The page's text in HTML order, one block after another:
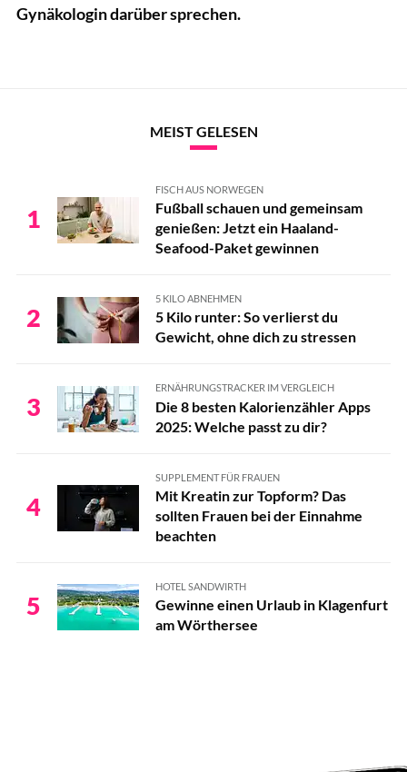
Gynäkologin darüber sprechen.
MEIST GELESEN
1
FISCH AUS NORWEGEN
Fußball schauen und gemeinsam
genießen: Jetzt ein Haaland-
Seafood-Paket gewinnen
2
5 KILO ABNEHMEN
5 Kilo runter: So verlierst du
Gewicht, ohne dich zu stressen
3
ERNÄHRUNGSTRACKER IM VERGLEICH
Die 8 besten Kalorienzähler Apps
2025: Welche passt zu dir?
4
SUPPLEMENT FÜR FRAUEN
Mit Kreatin zur Topform? Das
sollten Frauen bei der Einnahme
beachten
5
HOTEL SANDWIRTH
Gewinne einen Urlaub in Klagenfurt
am Wörthersee